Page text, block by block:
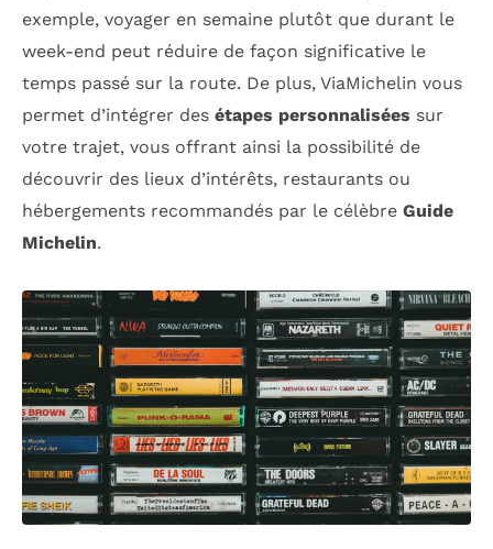
exemple, voyager en semaine plutôt que durant le
week-end peut réduire de façon significative le
temps passé sur la route. De plus, ViaMichelin vous
permet d’intégrer des étapes personnalisées sur
votre trajet, vous offrant ainsi la possibilité de
découvrir des lieux d’intérêts, restaurants ou
hébergements recommandés par le célèbre Guide
Michelin.